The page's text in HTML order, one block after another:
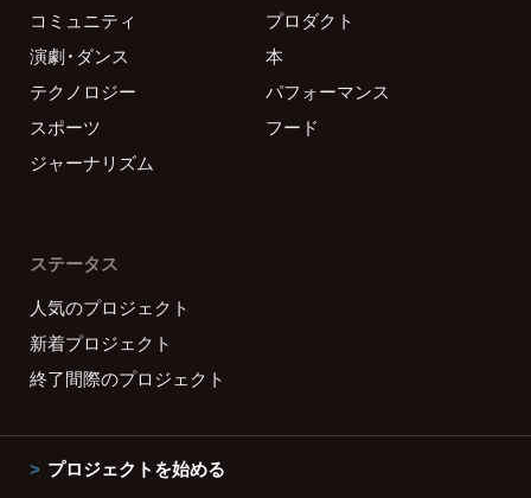
コミュニティ
プロダクト
演劇・ダンス
本
テクノロジー
パフォーマンス
スポーツ
フード
ジャーナリズム
ステータス
人気のプロジェクト
新着プロジェクト
終了間際のプロジェクト
プロジェクトを始める